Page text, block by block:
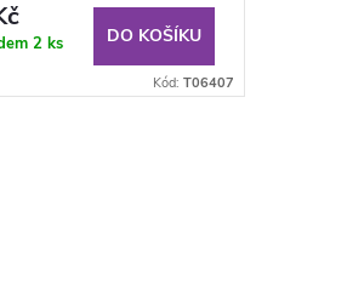
2 ks DO KOŠÍKU
Kód: T06407